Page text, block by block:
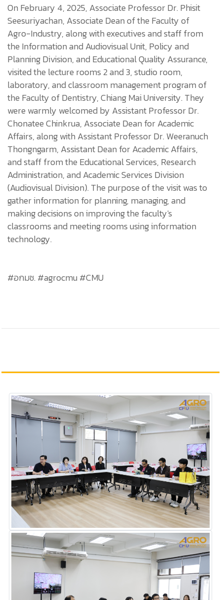
On February 4, 2025, Associate Professor Dr. Phisit
Seesuriyachan, Associate Dean of the Faculty of
Agro-Industry, along with executives and staff from
the Information and Audiovisual Unit, Policy and
Planning Division, and Educational Quality Assurance,
visited the lecture rooms 2 and 3, studio room,
laboratory, and classroom management program of
the Faculty of Dentistry, Chiang Mai University. They
were warmly welcomed by Assistant Professor Dr.
Chonatee Chinkrua, Associate Dean for Academic
Affairs, along with Assistant Professor Dr. Weeranuch
Thongngarm, Assistant Dean for Academic Affairs,
and staff from the Educational Services, Research
Administration, and Academic Services Division
(Audiovisual Division). The purpose of the visit was to
gather information for planning, managing, and
making decisions on improving the faculty's
classrooms and meeting rooms using information
technology.
#อกมช. #agrocmu #CMU